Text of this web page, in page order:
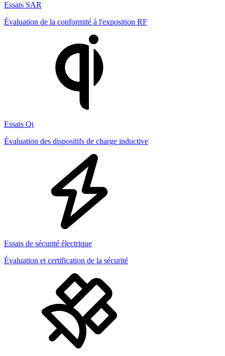
Essais SAR
Évaluation de la conformité à l'exposition RF
Essais Qi
Évaluation des dispositifs de charge inductive
Essais de sécurité électrique
Évaluation et certification de la sécurité